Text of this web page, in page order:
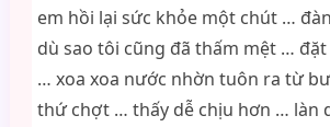
em hồi lại sức khỏe một chút …
dù sao tôi cũng đã thấm mệt …
… xoa xoa nước nhờn tuôn ra từ
thứ chợt … thấy dễ chịu hơn … làn